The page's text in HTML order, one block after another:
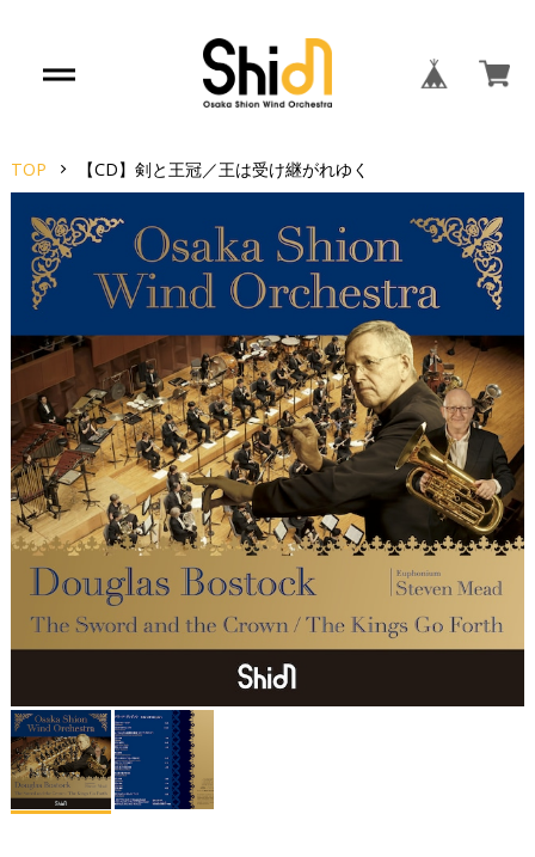
TOP 【CD】剣と王冠／王は受け継がれゆく